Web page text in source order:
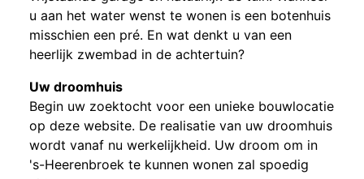
u aan het water wenst te wonen is een botenhuis
misschien een pré. En wat denkt u van een
heerlijk zwembad in de achtertuin?
Uw droomhuis
Begin uw zoektocht voor een unieke bouwlocatie
op deze website. De realisatie van uw droomhuis
wordt vanaf nu werkelijkheid. Uw droom om in
's-Heerenbroek te kunnen wonen zal spoedig